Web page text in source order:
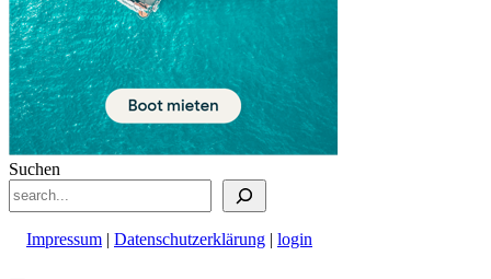
Suchen
Impressum | Datenschutzerklärung | login